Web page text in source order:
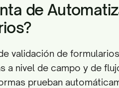
de
validación de
a nivel de campo y de
prueban